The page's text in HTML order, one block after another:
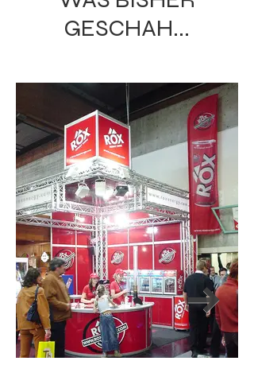
GESCHAH...